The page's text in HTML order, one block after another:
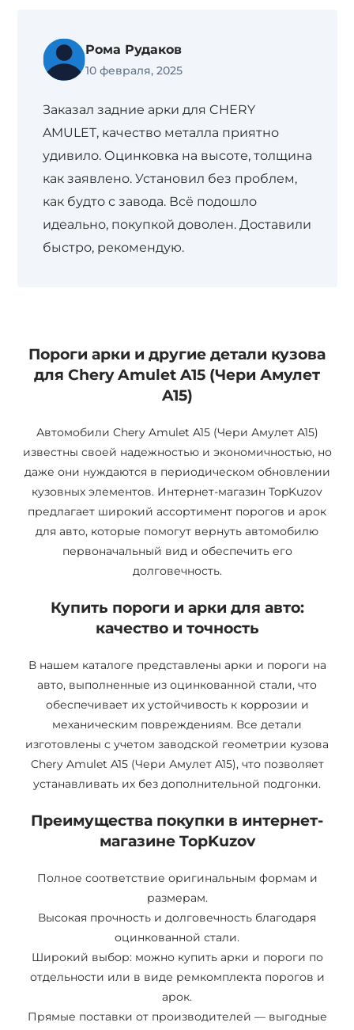
Рома Рудаков
10 февраля, 2025
Заказал задние арки для CHERY
AMULET, качество металла приятно
удивило. Оцинковка на высоте, толщина
как заявлено. Установил без проблем,
как будто с завода. Всё подошло
идеально, покупкой доволен. Доставили
быстро, рекомендую.
Пороги арки и другие детали кузова
для Chery Amulet A15 (Чери Амулет
A15)
Автомобили Chery Amulet A15 (Чери Амулет A15)
известны своей надежностью и экономичностью, но
даже они нуждаются в периодическом обновлении
кузовных элементов. Интернет-магазин TopKuzov
предлагает широкий ассортимент порогов и арок
для авто, которые помогут вернуть автомобилю
первоначальный вид и обеспечить его
долговечность.
Купить пороги и арки для авто:
качество и точность
В нашем каталоге представлены арки и пороги на
авто, выполненные из оцинкованной стали, что
обеспечивает их устойчивость к коррозии и
механическим повреждениям. Все детали
изготовлены с учетом заводской геометрии кузова
Chery Amulet A15 (Чери Амулет A15), что позволяет
устанавливать их без дополнительной подгонки.
Преимущества покупки в интернет-
магазине TopKuzov
Полное соответствие оригинальным формам и
размерам.
Высокая прочность и долговечность благодаря
оцинкованной стали.
Широкий выбор: можно купить арки и пороги по
отдельности или в виде ремкомплекта порогов и
арок.
Прямые поставки от производителей — выгодные